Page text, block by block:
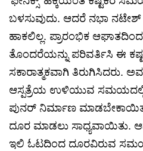
ಬಳಸುವುದು. ಆದರೆ ನಭಾ ನಟೇಶ್
ಹಾಕಲಿಲ್ಲ. ಪ್ರಾರಂಭಿಕ
ತೊಂದರೆಯನ್ನು ಪರಿವರ್ತಿಸಿ ಈ
ಸಕಾರಾತ್ಮಕವಾಗಿ ತಿರುಗಿಸಿದರು.
ಆಸ್ಪತ್ರೆಯ ಉಳಿಯುವ ಸಮಯದಲ್ಲಿ
ಪುನರ್ ನಿರ್ಮಾಣ
ದೂರ ಮಾಡಲು ಸಾಧ್ಯವಾಯಿತು.
ಇಲಿ ಓಟದಿಂದ ದೂರವಿರುವ